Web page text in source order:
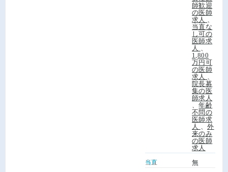
師歓迎
の医師
求人
当直な
し可の
医師求
人
1,800
万円可
の医師
求人
院長募
集の医
師求人
、年齢
不問の
医師求
人
、外
来のみ
の医師
求人
当直 無